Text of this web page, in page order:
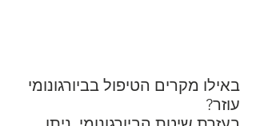
באילו מקרים הטיפול בביורגונומי
עוזר?